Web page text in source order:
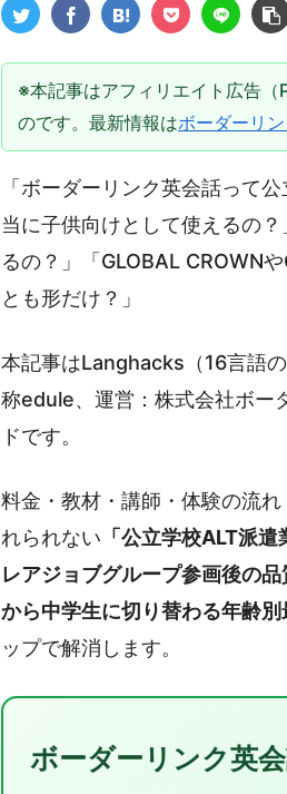
※本記事はアフィリエイト広告
のです。最新情報はボーダーリ
「ボーダーリンク英会話って
当に子供向けとして使えるの
るの？」「GLOBAL CROWN
とも形だけ？」
本記事はLanghacks（16言語
称edule、運営：株式会社ボー
ドです。
料金・教材・講師・体験の流
れられない 「公立学校ALT派
レアジョブグループ参画後の
から中学生に切り替わる年齢別
ップで解消します。
ボーダーリンク英